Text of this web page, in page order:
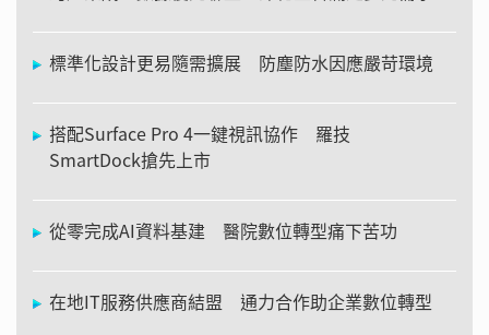
標準化設計更易隨需擴展 防塵防水因應嚴苛環境
搭配Surface Pro 4一鍵視訊協作 羅技
SmartDock搶先上市
從零完成AI資料基建 醫院數位轉型痛下苦功
在地IT服務供應商結盟 通力合作助企業數位轉型